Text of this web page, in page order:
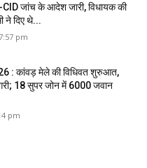
CID जांच के आदेश जारी, विधायक की
ने दिए थे...
pm
: कांवड़ मेले की विधिवत शुरुआत,
18 सुपर जोन में 6000 जवान
pm